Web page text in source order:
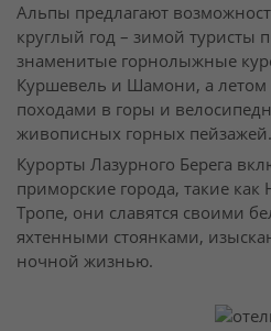
Альпы предлагают
круглый год – зимой туристы
знаменитые горнолыжные
Куршевель и Шамони, а летом
походами в горы и
живописных горных пейзажей.
Курорты Лазурного Берега
приморские города, такие
Тропе, они славятся своими
яхтенными стоянками,
ночной жизнью.